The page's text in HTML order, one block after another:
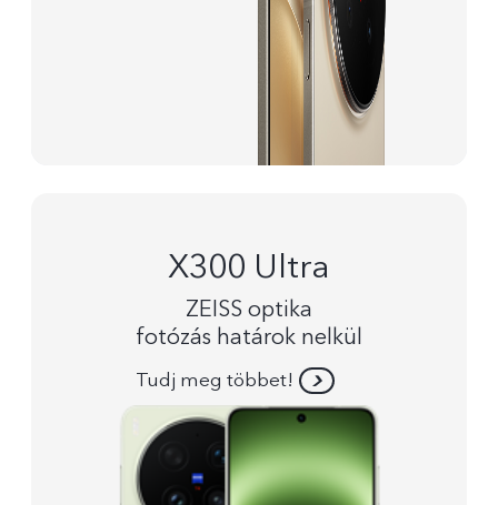
X300 Ultra
ZEISS optika
fotózás határok nelkül
Tudj meg többet!